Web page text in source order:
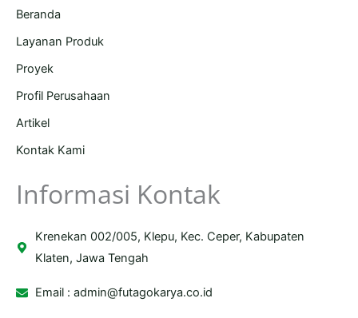
Beranda
Layanan Produk
Proyek
Profil Perusahaan
Artikel
Kontak Kami
Informasi Kontak
Krenekan 002/005, Klepu, Kec. Ceper, Kabupaten
Klaten, Jawa Tengah
Email :admin@futagokarya.co.id